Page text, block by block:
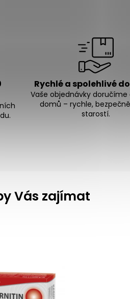
Rychlé a spolehlivé
Vaše objednávky doručíme
domů – rychle,
starostí.
Vás zajímat